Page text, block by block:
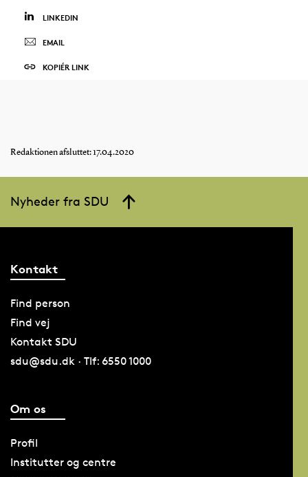
LINKEDIN
EMAIL
KOPIÉR LINK
Redaktionen afsluttet: 17.04.2020
Nyheder fra SDU
Kontakt
Find person
Find vej
Kontakt SDU
sdu@sdu.dk · Tlf: 6550 1000
Om os
Profil
Institutter og centre